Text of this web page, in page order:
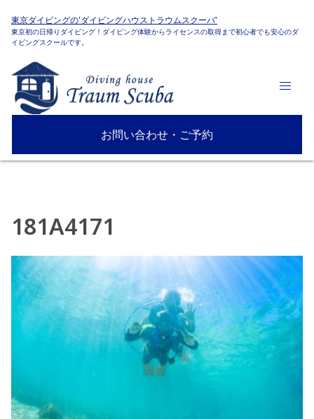
東京ダイビングの'ダイビングハウストラウムスクーバ'
東京初の日帰りダイビング！ダイビング体験からライセンスの取得まで初心者でも安心のダ
イビングスクールです。
お問い合わせ・ご予約
181A4171